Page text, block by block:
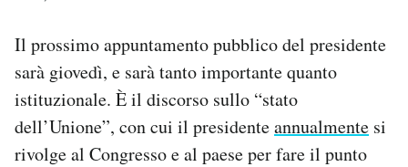
Il prossimo appuntamento pubblico del presidente
sarà giovedì, e sarà tanto importante quanto
istituzionale. È il discorso sullo “stato
dell’Unione”, con cui il presidenteannualmente si
rivolge al Congresso e al paese per fare il punto